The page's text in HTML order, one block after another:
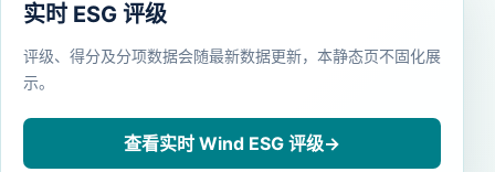
实时 ESG 评级
评级、得分及分项数据会随最新数据更新，本静态页不固化展
示。
查看实时 Wind ESG 评级→